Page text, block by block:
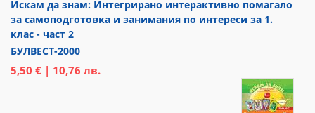
Искам да знам: Интегрирано интерактивно помагало
за самоподготовка и занимания по интереси за 1.
клас - част 2
БУЛВЕСТ-2000
5,50 € | 10,76 лв.